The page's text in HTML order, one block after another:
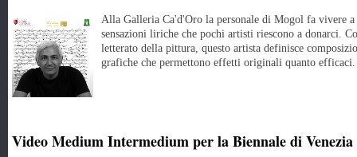
Alla Galleria Ca'd'Oro la personale di Mogol fa vivere
sensazioni liriche che pochi artisti riescono a donarci.
letterato della pittura, questo artista definisce
grafiche che permettono effetti originali quanto efficaci.
Video Medium Intermedium per la Biennale di Venezia